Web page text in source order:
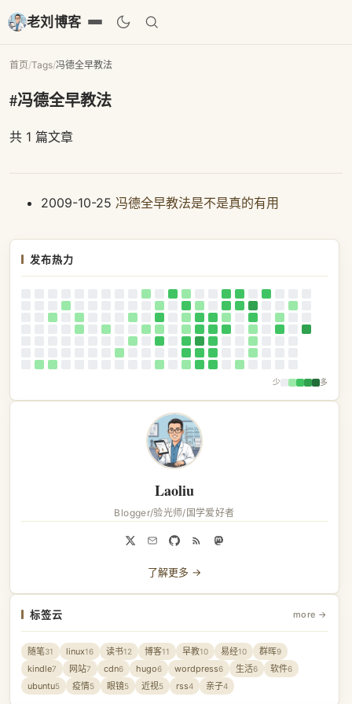
老刘博客
首页/Tags/冯德全早教法
#冯德全早教法
共 1 篇文章
2009-10-25 冯德全早教法是不是真的有用
发布热力
少 多
Laoliu
Blogger/验光师/国学爱好者
了解更多 →
标签云 more →
随笔31 linux16 读书12 博客11 早教10 易经10 群晖9
kindle7 网站7 cdn6 hugo6 wordpress6 生活6 软件6
ubuntu5 疫情5 眼镜5 近视5 rss4 亲子4